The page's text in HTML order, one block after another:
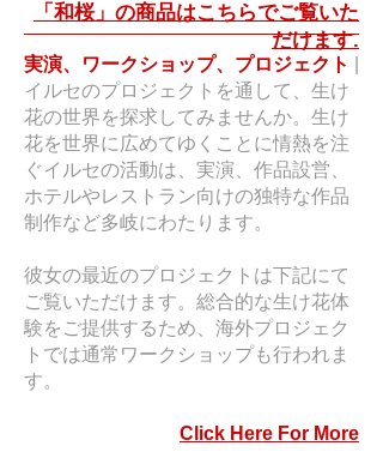
「和桜」の商品はこちらでご覧いた
だけます.
実演、ワークショップ、プロジェクト
イルセのプロジェクトを通して、生け
花の世界を探求してみませんか。生け
花を世界に広めてゆくことに情熱を注
ぐイルセの活動は、実演、作品設営、
ホテルやレストラン向けの独特な作品
制作など多岐にわたります。
彼女の最近のプロジェクトは下記にて
ご覧いただけます。総合的な生け花体
験をご提供するため、海外プロジェク
トでは通常ワークショップも行われま
す。
Click Here For More